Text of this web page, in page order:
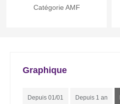
Catégorie AMF
Graphique
Depuis 01/01 Depuis 1 an